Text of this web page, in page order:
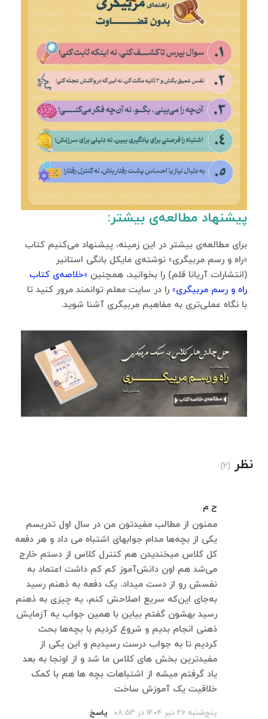
پیشنهاد مطالعه‌ی بیشتر:
برای مطالعه‌ی بیشتر در این زمینه، پیشنهاد می‌کنیم کتاب
«راه و رسم مربیگری» نوشته‌ی مایکل بانگی استانیر
(انتشارات آریانا قلم) را بخوانید، همچنین «خلاصه‌ی کتاب
راه و رسم مربیگری» را در سایت معلم توانمند مرور کنید تا
با نگاه عملی‌تری به مفاهیم مربیگری آشنا شوید.
نظر (2)
ح م
ممنون از مطالب مفیدتون من در سال اول تدریسم
یکی از بچه‌ها مدام جوابهای اشتباه می داد و هر دفعه
کل کلاس میخندیدن هم کنترل کلاس از دستم خارج
می‌شد هم اون دانش‌آموز کم کم داشت اعتماد به
نفسش رو از دست میداد. یک دفعه به ذهنم رسید
به‌جای این‌که سریع اصلاحش کنم، یه چیزی به ذهنم
رسید بهشون گفتم بیاین با همین جواب یه آزمایش
ذهنی انجام بدیم و شروع کردیم با بچه‌ها بحث
کردیم تا به جواب درست رسیدیم و این یکی از
مفیدترین بخش های کلاس ما شد و از اونجا به بعد
یاد گرفتم میشه از اشتباهات بچه ها هم با کمک
خلاقیت یک آموزش ساخت
پنج‌شنبه 26 تیر 1404 در 08:53 پاسخ